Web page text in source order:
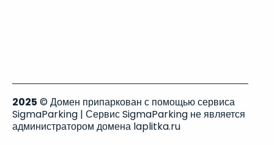
2025 © Домен припаркован с помощью сервиса
SigmaParking | Сервис SigmaParking не является
администратором домена laplitka.ru